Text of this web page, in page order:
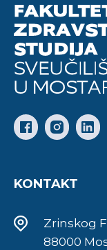
KONTAKT
Zrinskog
88000